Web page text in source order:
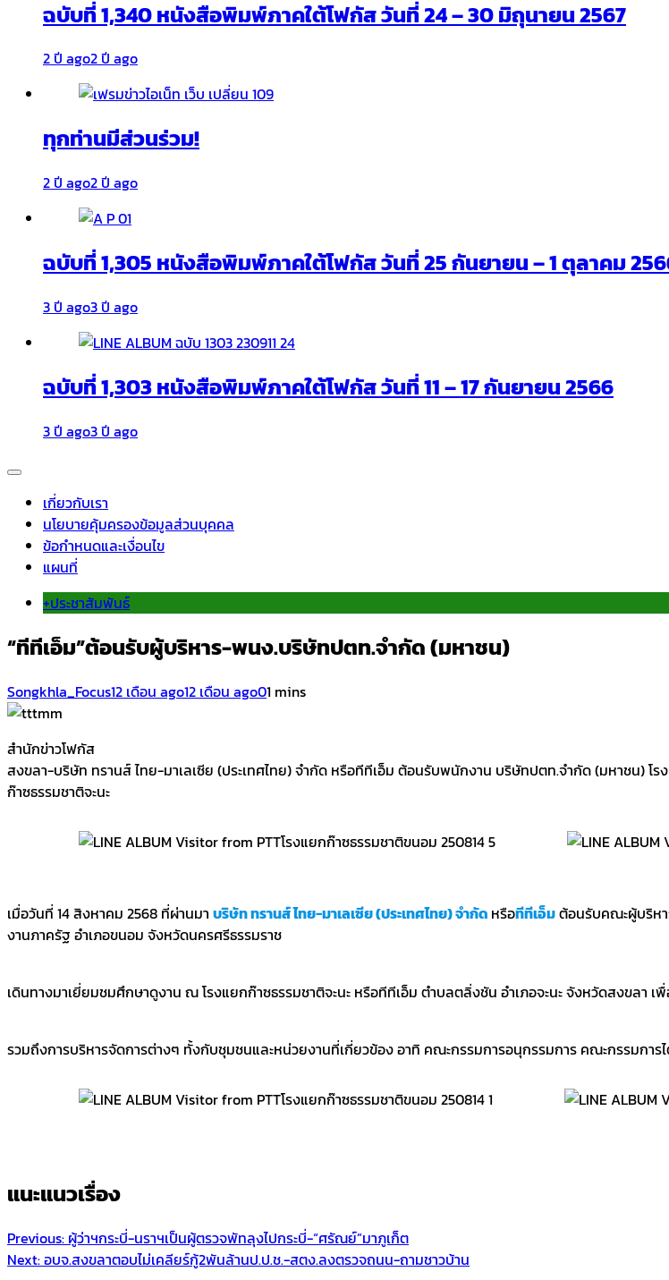
ฉบับที่ 1,340 หนังสือพิมพ์ภาคใต้โฟกัส วันที่ 24 – 30 มิถุนายน 2567
2 ปี ago2 ปี ago
ทุกท่านมีส่วนร่วม!
2 ปี ago2 ปี ago
ฉบับที่ 1,305 หนังสือพิมพ์ภาคใต้โฟกัส วันที่ 25 กันยายน – 1 ตุลาคม
3 ปี ago3 ปี ago
ฉบับที่ 1,303 หนังสือพิมพ์ภาคใต้โฟกัส วันที่ 11 – 17 กันยายน 2566
3 ปี ago3 ปี ago
เกี่ยวกับเรา
นโยบายคุ้มครองข้อมูลส่วนบุคคล
ข้อกำหนดและเงื่อนไข
แผนที่
+ประชาสัมพันธ์
“ทีทีเอ็ม”ต้อนรับผู้บริหาร-พนง.บริษัทปตท.จำกัด (มหาชน)
Songkhla_Focus12 เดือน ago12 เดือน ago01 mins
สำนักข่าวโฟกัส
สงขลา-บริษัท ทรานส์ ไทย-มาเลเซีย (ประเทศไทย) จำกัด หรือทีทีเอ็ม ต้อนรับพนักงาน บริษัทปตท.จำกัด (มหาชน)
ก๊าซธรรมชาติจะนะ
เมื่อวันที่ 14 สิงหาคม 2568 ที่ผ่านมา บริษัท ทรานส์ ไทย-มาเลเซีย (ประเทศไทย) จำกัด หรือทีทีเอ็มต้อนรับคณะผู้บริห
งานภาครัฐ อำเภอขนอม จังหวัดนครศรีธรรมราช
เดินทางมาเยี่ยมชมศึกษาดูงาน ณ โรงแยกก๊าซธรรมชาติจะนะ หรือทีทีเอ็ม ตำบลตลิ่งชัน อำเภอจะนะ จังหวัดสงขลา
รวมถึงการบริหารจัดการต่างๆ ทั้งกับชุมชนและหน่วยงานที่เกี่ยวข้อง อาทิ คณะกรรมการอนุกรรมการ คณะกรรมการ
แนะแนวเรื่อง
Previous: ผู้ว่าฯกระบี่-นราฯเป็นผู้ตรวจพัทลุงไปกระบี่-“ศรัณย์”มาภูเก็ต
Next:อบจ.สงขลาตอบไม่เคลียร์กู้2พันล้านป.ป.ช.-สตง.ลงตรวจถนน-ถามชาวบ้าน